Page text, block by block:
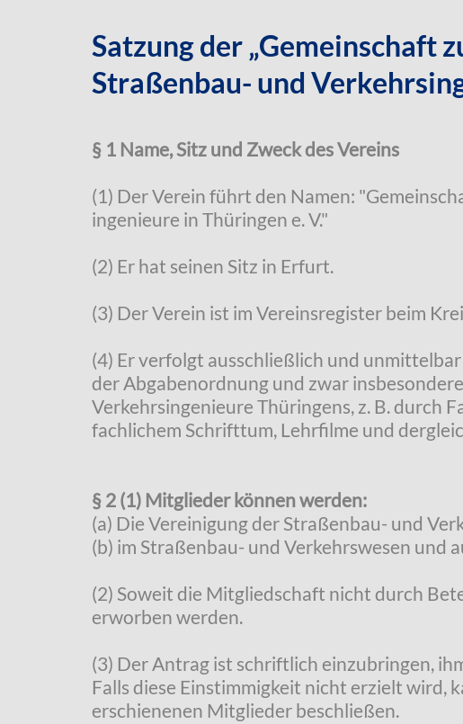
Satzung der „Gemeinschaft
Straßenbau- und
§ 1 Name, Sitz und Zweck des Vereins
(1) Der Verein führt den Namen:
ingenieure in Thüringen e. V."
(2) Er hat seinen Sitz in Erfurt.
(3) Der Verein ist im Vereinsregister beim
(4) Er verfolgt ausschließlich und
der Abgabenordnung und zwar
Verkehrsingenieure Thüringens, z. B. durch
fachlichem Schrifttum, Lehrfilme und
§ 2 (1) Mitglieder können werden:
(a) Die Vereinigung der Straßenbau- und
(b) im Straßenbau- und Verkehrswesen
(2) Soweit die Mitgliedschaft nicht durch
erworben werden.
(3) Der Antrag ist schriftlich einzubringen,
Falls diese Einstimmigkeit nicht erzielt
erschienenen Mitglieder beschließen.